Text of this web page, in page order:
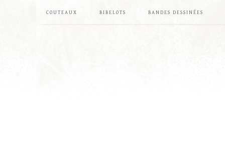
COUTEAUX BIBELOTS BANDES DESSINÉES